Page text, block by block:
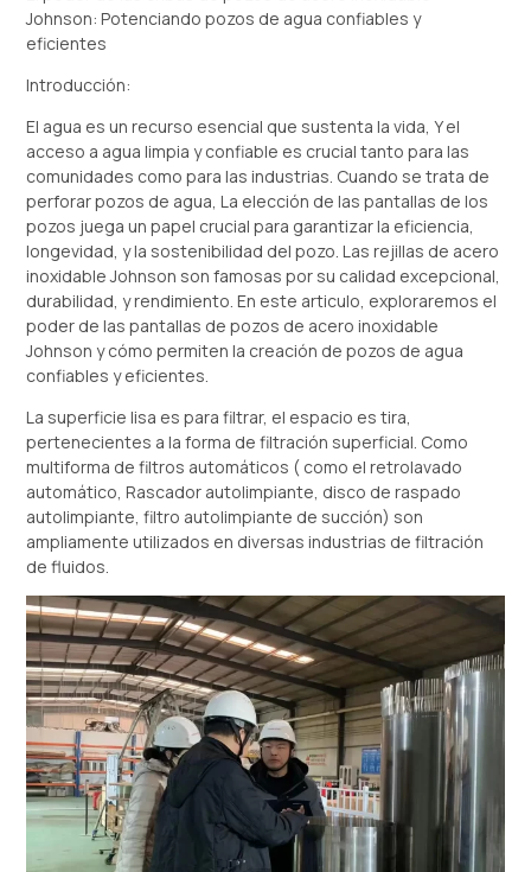
Johnson: Potenciando pozos de agua confiables y
eficientes
Introducción:
El agua es un recurso esencial que sustenta la vida, Y el
acceso a agua limpia y confiable es crucial tanto para las
comunidades como para las industrias. Cuando se trata de
perforar pozos de agua, La elección de las pantallas de los
pozos juega un papel crucial para garantizar la eficiencia,
longevidad, y la sostenibilidad del pozo. Las rejillas de acero
inoxidable Johnson son famosas por su calidad excepcional,
durabilidad, y rendimiento. En este articulo, exploraremos el
poder de las pantallas de pozos de acero inoxidable
Johnson y cómo permiten la creación de pozos de agua
confiables y eficientes.
La superficie lisa es para filtrar, el espacio es tira,
pertenecientes a la forma de filtración superficial. Como
multiforma de filtros automáticos ( como el retrolavado
automático, Rascador autolimpiante, disco de raspado
autolimpiante, filtro autolimpiante de succión) son
ampliamente utilizados en diversas industrias de filtración
de fluidos.